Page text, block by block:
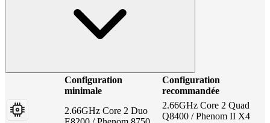
Configuration
minimale
Configuration
recommandée
2.66GHz Core 2 Duo
2.66GHz Core 2 Quad
Q8400 / Phenom II X4